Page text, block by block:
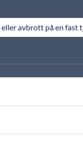
eller avbrott på en fast